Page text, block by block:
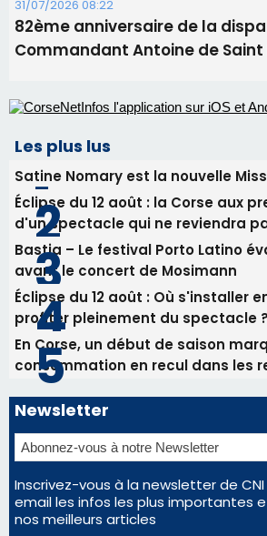
Satine Nomary est la nouvelle Miss
Éclipse du 12 août : la Corse aux
d'un spectacle qui ne reviendra
avant le concert de Mosimann
profiter pleinement du spectacle ?
En Corse, un début de saison
consommation en recul dans les
Newsletter
Inscrivez-vous à la newsletter de CNI
email les infos les plus importantes
nos meilleurs articles
Régie publicitaire
Mentions légales